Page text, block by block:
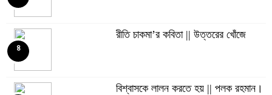
রীতি চাকমা’র কবিতা || উত্তরের খোঁজে
৪
বিশ্বাসকে লালন করতে হয় || পলক রহমান।